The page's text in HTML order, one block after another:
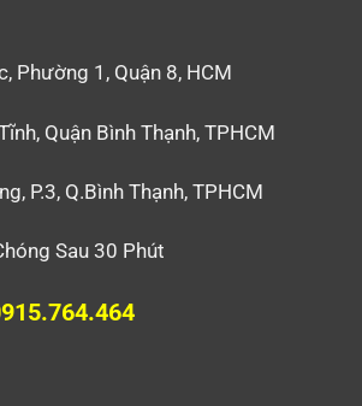
Phường 1, Quận 8, HCM
Quận Bình Thạnh, TPHCM
P.3, Q.Bình Thạnh, TPHCM
Sau 30 Phút